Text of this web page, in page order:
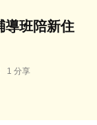
班陪新住
1 分享